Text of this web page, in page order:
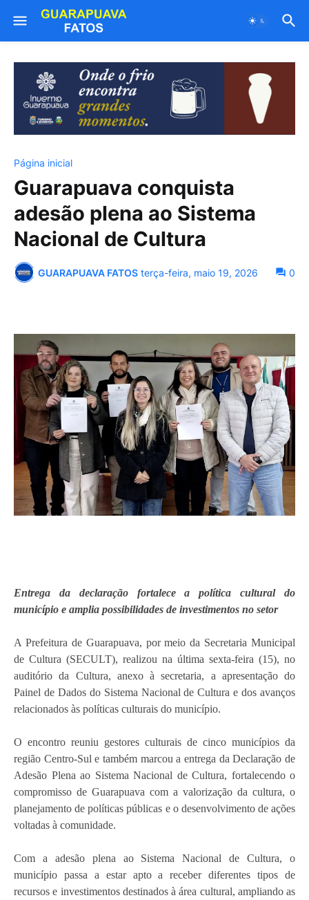
Página inicial
Guarapuava conquista
adesão plena ao Sistema
Nacional de Cultura
GUARAPUAVA FATOS terça-feira, maio 19, 2026 0
Entrega da declaração fortalece a política cultural do
município e amplia possibilidades de investimentos no setor
A Prefeitura de Guarapuava, por meio da Secretaria Municipal
de Cultura (SECULT), realizou na última sexta-feira (15), no
auditório da Cultura, anexo à secretaria, a apresentação do
Painel de Dados do Sistema Nacional de Cultura e dos avanços
relacionados às políticas culturais do município.
O encontro reuniu gestores culturais de cinco municípios da
região Centro-Sul e também marcou a entrega da Declaração de
Adesão Plena ao Sistema Nacional de Cultura, fortalecendo o
compromisso de Guarapuava com a valorização da cultura, o
planejamento de políticas públicas e o desenvolvimento de ações
voltadas à comunidade.
Com a adesão plena ao Sistema Nacional de Cultura, o
município passa a estar apto a receber diferentes tipos de
recursos e investimentos destinados à área cultural, ampliando as